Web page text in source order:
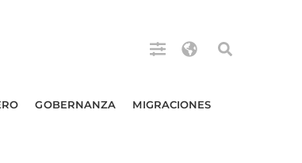
GOBERNANZA MIGRACIONES